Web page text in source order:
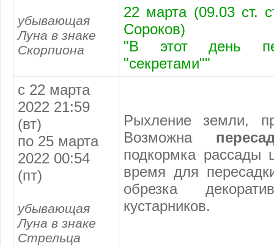
убывающая
Луна в знаке
Скорпиона
22 марта (09.03 ст.
Сороков)
"В этот день
"секретами""
с 22 марта
2022 21:59
(вт)
по 25 марта
2022 00:54
(пт)
убывающая
Луна в знаке
Стрельца
Рыхление земли,
Возможна
подкормка рассады
время для
обрезка
кустарников.